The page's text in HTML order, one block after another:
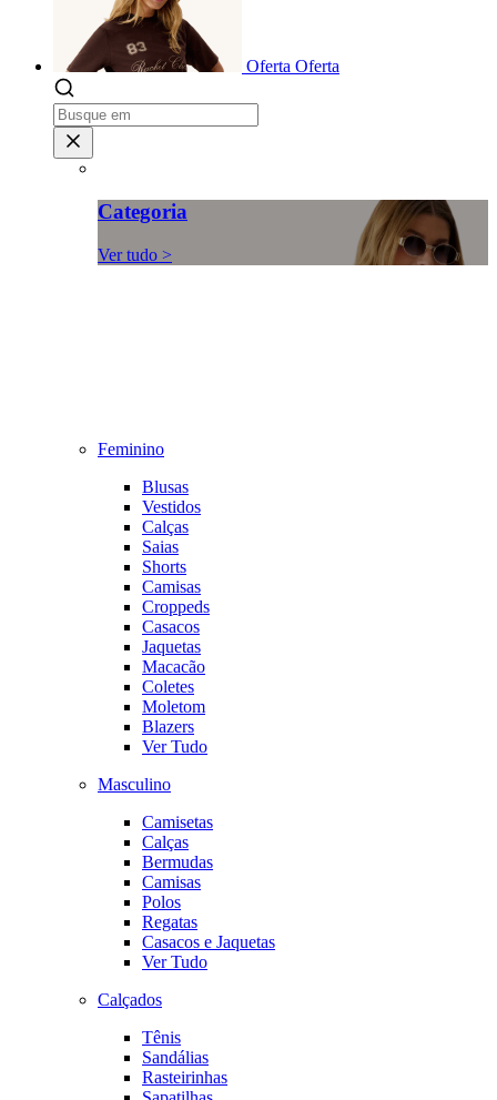
Oferta Oferta
Categoria
Ver tudo >
Feminino
Blusas
Vestidos
Calças
Saias
Shorts
Camisas
Croppeds
Casacos
Jaquetas
Macacão
Coletes
Moletom
Blazers
Ver Tudo
Masculino
Camisetas
Calças
Bermudas
Camisas
Polos
Regatas
Casacos e Jaquetas
Ver Tudo
Calçados
Tênis
Sandálias
Rasteirinhas